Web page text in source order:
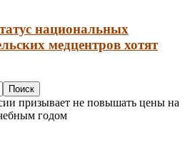
национальных
медцентров хотят
призывает не повышать цены на
годом